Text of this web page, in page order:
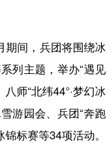
عربى
語 한국어
间，兵团将围绕冰
列主题，举办“遇见
师“北纬44°·梦幻冰
游园会、兵团“奔跑
标赛等34项活动。